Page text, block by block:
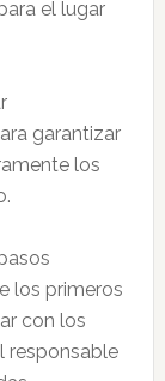
el lugar
garantizar
los
los primeros
con los
responsable